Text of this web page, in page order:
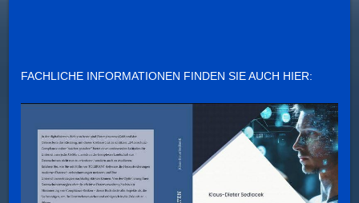
FACHLICHE INFORMATIONEN FINDEN SIE AUCH HIER: